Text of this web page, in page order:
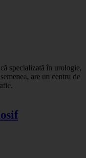
specializată în urologie,
are un centru de